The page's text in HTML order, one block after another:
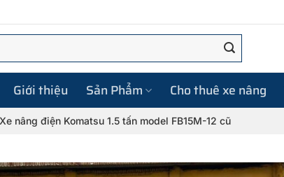
Giới thiệu Sản Phẩm Cho thuê xe nâng
Xe nâng điện Komatsu 1.5 tấn model FB15M-12 cũ